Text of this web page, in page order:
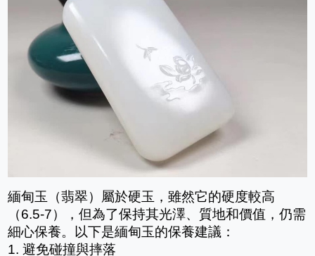
緬甸玉（翡翠）屬於硬玉，雖然它的硬度較高
（6.5-7），但為了保持其光澤、質地和價值，仍需
細心保養。以下是緬甸玉的保養建議：
1. 避免碰撞與摔落